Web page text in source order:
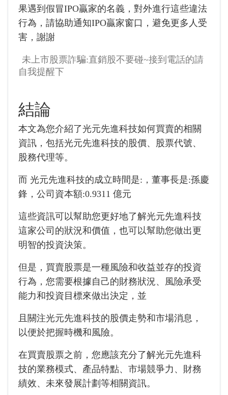
果遇到假冒IPO贏家的名義，對外進行這些違法
行為，請協助通知IPO贏家窗口，避免更多人受
害，謝謝
未上市股票詐騙:直銷股不要碰~接到電話的請
自我提醒下
結論
本文為您介紹了光元先進科技如何買賣的相關
資訊，包括光元先進科技的股價、股票代號、
股務代理等。
而 光元先進科技的成立時間是: ，董事長是:孫慶
鋒，公司資本額:0.9311 億元
這些資訊可以幫助您更好地了解光元先進科技
這家公司的狀況和價值，也可以幫助您做出更
明智的投資決策。
但是，買賣股票是一種風險和收益並存的投資
行為，您需要根據自己的財務狀況、風險承受
能力和投資目標來做出決定，並
且關注光元先進科技的股價走勢和市場消息，
以便於把握時機和風險。
在買賣股票之前，您應該充分了解光元先進科
技的業務模式、產品特點、市場競爭力、財務
績效、未來發展計劃等相關資訊。